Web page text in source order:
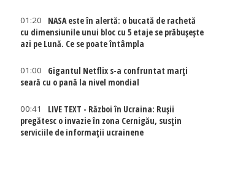
01:20
NASA este în alertă: o bucată de rachetă
cu dimensiunile unui bloc cu 5 etaje se prăbușește
azi pe Lună. Ce se poate întâmpla
01:00
Gigantul Netflix s-a confruntat marţi
seară cu o pană la nivel mondial
00:41
LIVE TEXT - Război în Ucraina: Rușii
pregătesc o invazie în zona Cernigău, susțin
serviciile de informații ucrainene